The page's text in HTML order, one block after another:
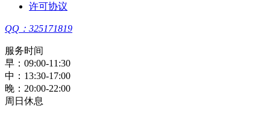
许可协议
QQ：325171819
服务时间
早：09:00-11:30
中：13:30-17:00
晚：20:00-22:00
周日休息